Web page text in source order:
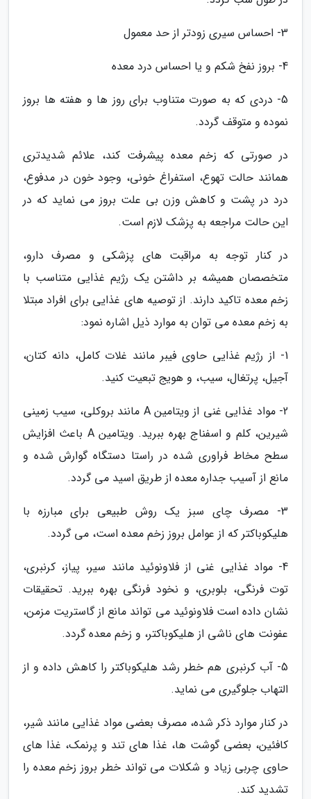
3- احساس سیری زودتر از حد معمول
4- بروز نفخ شکم و یا احساس درد معده
5- دردی که به صورت متناوب برای روز ها و هفته ها بروز
نموده و متوقف گردد.
در صورتی که زخم معده پیشرفت کند، علائم شدیدتری
همانند حالت تهوع، استفراغ خونی، وجود خون در مدفوع،
درد در پشت و کاهش وزن بی علت بروز می نماید که در
این حالت مراجعه به پزشک لازم است.
در کنار توجه به مراقبت های پزشکی و مصرف دارو،
متخصصان همیشه بر داشتن یک رژیم غذایی متناسب با
زخم معده تاکید دارند. از توصیه های غذایی برای افراد مبتلا
به زخم معده می توان به موارد ذیل اشاره نمود:
1- از رژیم غذایی حاوی فیبر مانند غلات کامل، دانه کتان،
آجیل، پرتغال، سیب، و هویج تبعیت کنید.
2- مواد غذایی غنی از ویتامین A مانند بروکلی، سیب زمینی
شیرین، کلم و اسفناج بهره ببرید. ویتامین A باعث افزایش
سطح مخاط فراوری شده در راستا دستگاه گوارش شده و
مانع از آسیب جداره معده از طریق اسید می گردد.
3- مصرف چای سبز یک روش طبیعی برای مبارزه با
هلیکوباکتر که از عوامل بروز زخم معده است، می گردد.
4- مواد غذایی غنی از فلاونوئید مانند سیر، پیاز، کرنبری،
توت فرنگی، بلوبری، و نخود فرنگی بهره ببرید. تحقیقات
نشان داده است فلاونوئید می تواند مانع از گاستریت مزمن،
عفونت های ناشی از هلیکوباکتر، و زخم معده گردد.
5- آب کرنبری هم خطر رشد هلیکوباکتر را کاهش داده و از
التهاب جلوگیری می نماید.
در کنار موارد ذکر شده، مصرف بعضی مواد غذایی مانند شیر،
کافئین، بعضی گوشت ها، غذا های تند و پرنمک، غذا های
حاوی چربی زیاد و شکلات می تواند خطر بروز زخم معده را
تشدید کند.